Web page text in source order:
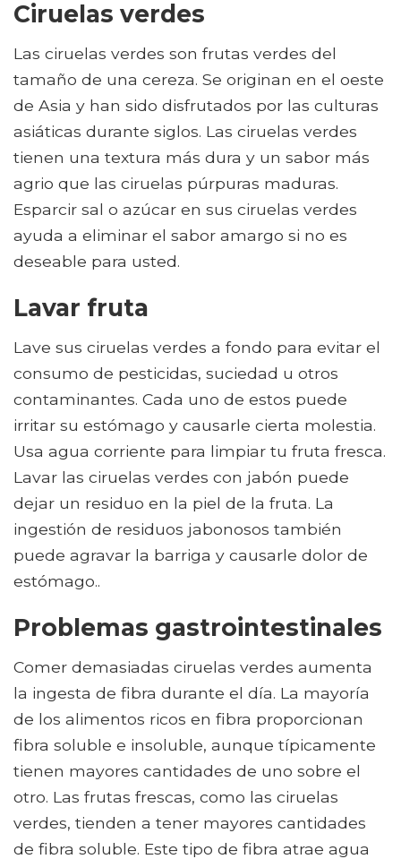
Ciruelas verdes
Las ciruelas verdes son frutas verdes del
tamaño de una cereza. Se originan en el oeste
de Asia y han sido disfrutados por las culturas
asiáticas durante siglos. Las ciruelas verdes
tienen una textura más dura y un sabor más
agrio que las ciruelas púrpuras maduras.
Esparcir sal o azúcar en sus ciruelas verdes
ayuda a eliminar el sabor amargo si no es
deseable para usted.
Lavar fruta
Lave sus ciruelas verdes a fondo para evitar el
consumo de pesticidas, suciedad u otros
contaminantes. Cada uno de estos puede
irritar su estómago y causarle cierta molestia.
Usa agua corriente para limpiar tu fruta fresca.
Lavar las ciruelas verdes con jabón puede
dejar un residuo en la piel de la fruta. La
ingestión de residuos jabonosos también
puede agravar la barriga y causarle dolor de
estómago..
Problemas gastrointestinales
Comer demasiadas ciruelas verdes aumenta
la ingesta de fibra durante el día. La mayoría
de los alimentos ricos en fibra proporcionan
fibra soluble e insoluble, aunque típicamente
tienen mayores cantidades de uno sobre el
otro. Las frutas frescas, como las ciruelas
verdes, tienden a tener mayores cantidades
de fibra soluble. Este tipo de fibra atrae agua